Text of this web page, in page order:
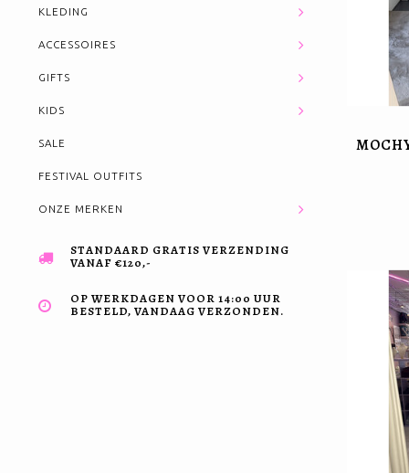
KLEDING
ACCESSOIRES
GIFTS
KIDS
SALE
FESTIVAL OUTFITS
ONZE MERKEN
STANDAARD GRATIS VERZENDING
VANAF €120,-
OP WERKDAGEN VOOR 14:00 UUR
BESTELD, VANDAAG VERZONDEN.